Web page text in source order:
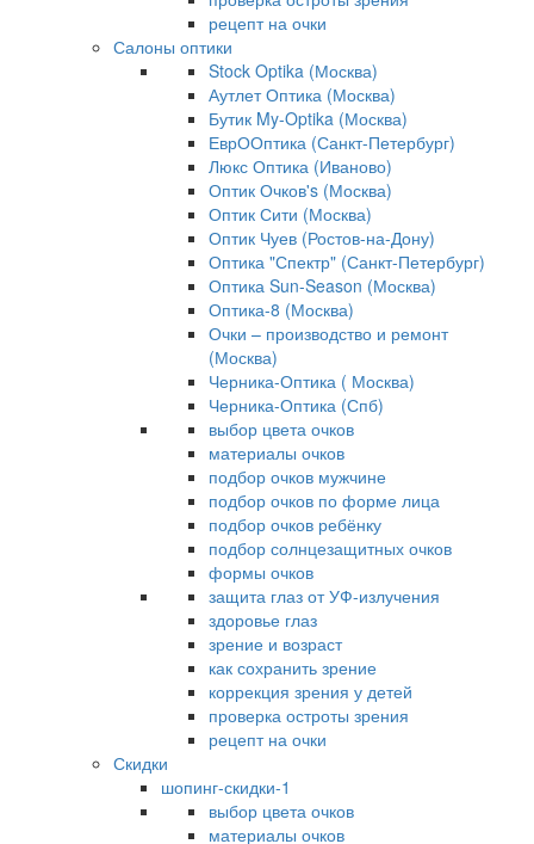
рецепт на очки
Салоны оптики
Stock Optika (Москва)
Аутлет Оптика (Москва)
Бутик My-Optika (Москва)
ЕврООптика (Санкт-Петербург)
Люкс Оптика (Иваново)
Оптик Очков's (Москва)
Оптик Сити (Москва)
Оптик Чуев (Ростов-на-Дону)
Оптика "Спектр" (Санкт-Петербург)
Оптика Sun-Season (Москва)
Оптика-8 (Москва)
Очки – производство и ремонт
(Москва)
Черника-Оптика ( Москва)
Черника-Оптика (Спб)
выбор цвета очков
материалы очков
подбор очков мужчине
подбор очков по форме лица
подбор очков ребёнку
подбор солнцезащитных очков
формы очков
защита глаз от УФ-излучения
здоровье глаз
зрение и возраст
как сохранить зрение
коррекция зрения у детей
проверка остроты зрения
рецепт на очки
Скидки
шопинг-скидки-1
выбор цвета очков
материалы очков